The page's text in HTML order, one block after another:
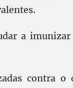
a imunizar
contra o